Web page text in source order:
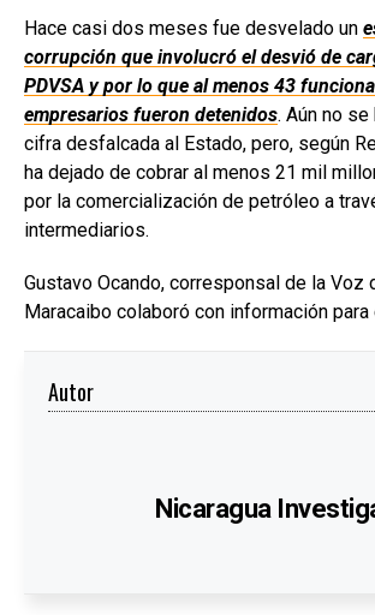
Hace casi dos meses fue desvelado un
corrupción que involucró el desvió de
PDVSA y por lo que al menos 43
empresarios fueron detenidos. Aún no
cifra desfalcada al Estado, pero, según
ha dejado de cobrar al menos 21 mil
por la comercialización de petróleo a
intermediarios.
Gustavo Ocando, corresponsal de la Voz
Maracaibo colaboró con información para
Autor
Nicaragua